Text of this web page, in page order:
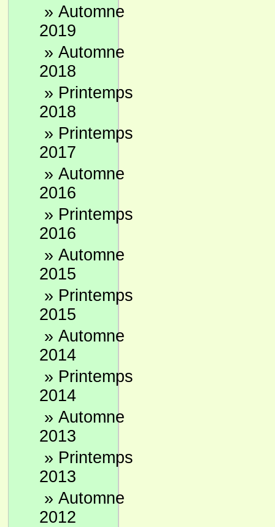
» Automne
2019
» Automne
2018
» Printemps
2018
» Printemps
2017
» Automne
2016
» Printemps
2016
» Automne
2015
» Printemps
2015
» Automne
2014
» Printemps
2014
» Automne
2013
» Printemps
2013
» Automne
2012